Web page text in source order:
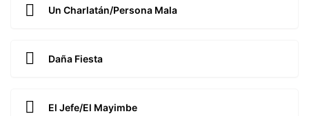
Un Charlatán/Persona Mala
Daña Fiesta
El Jefe/El Mayimbe